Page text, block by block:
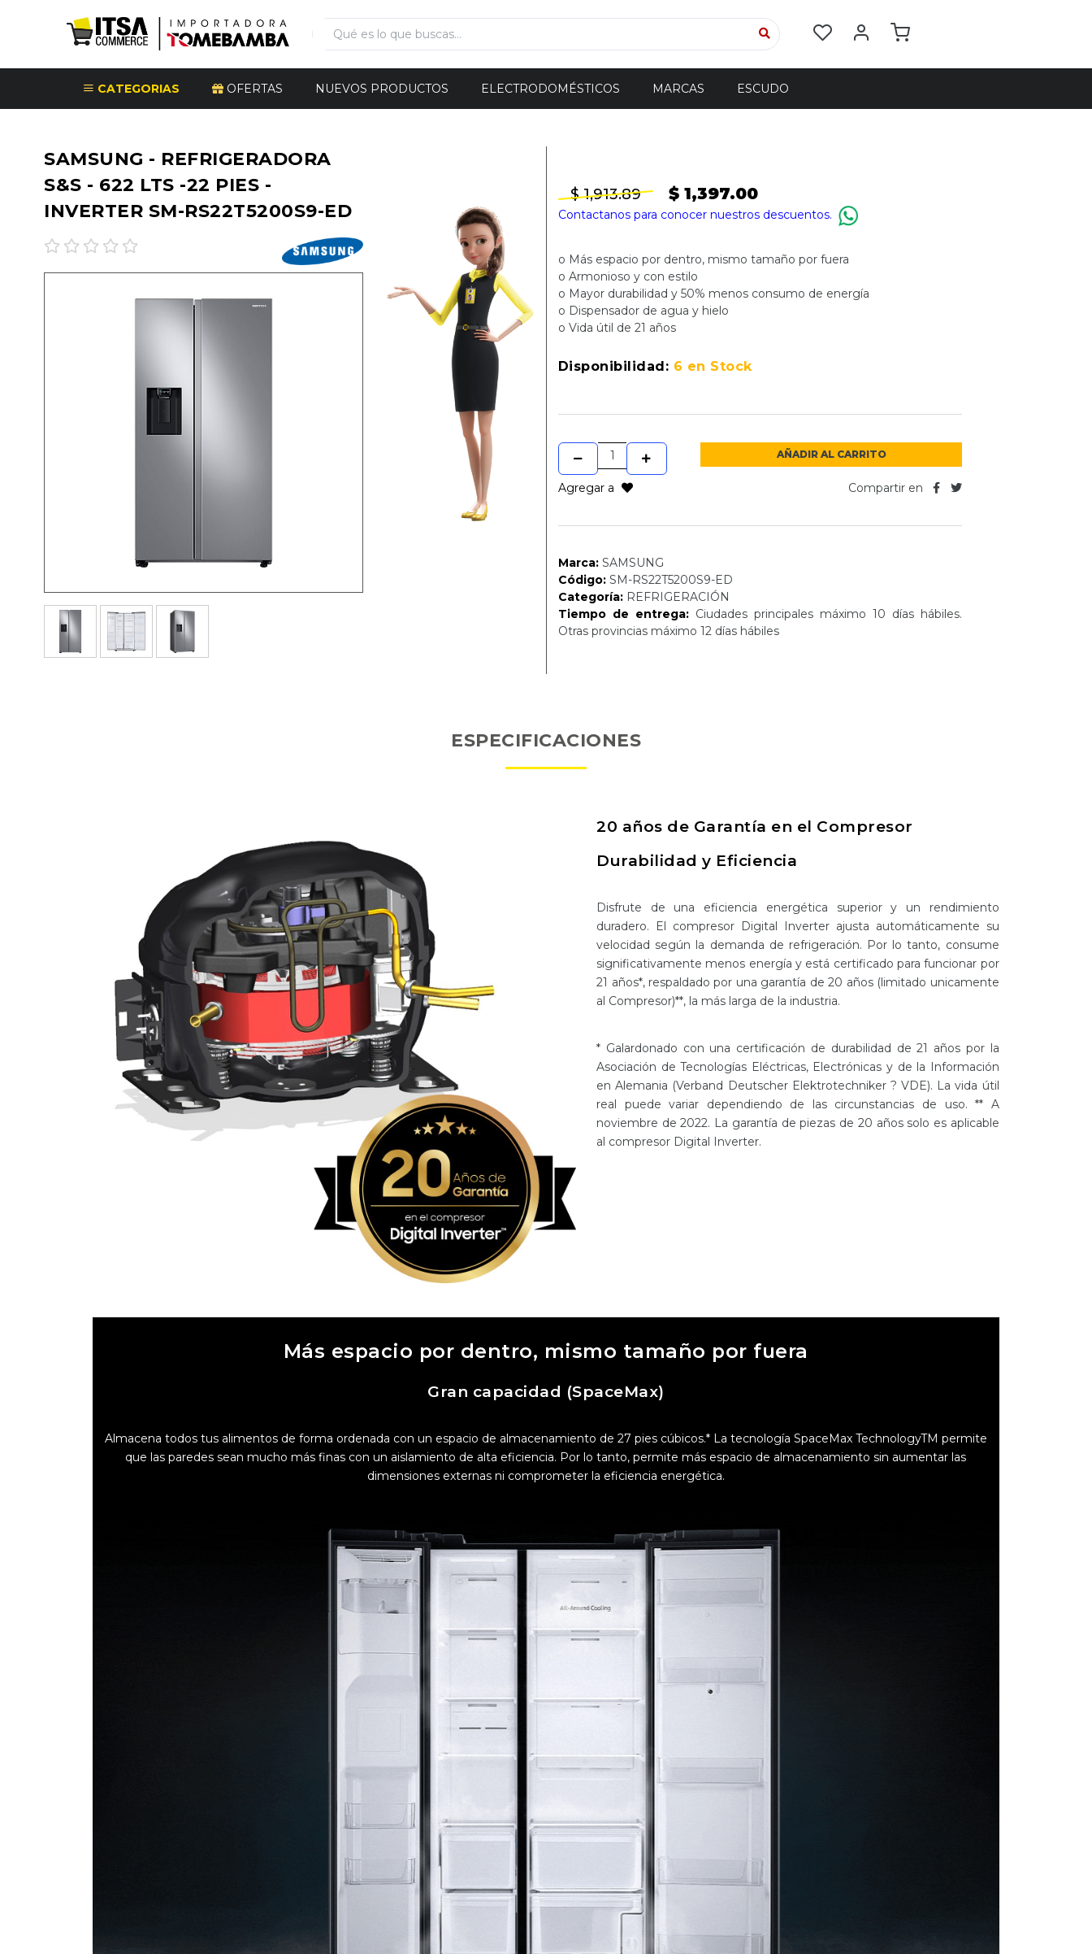
CATEGORIAS OFERTAS NUEVOS PRODUCTOS ELECTRODOMÉSTICOS MARCAS ESCUDO
SAMSUNG - REFRIGERADORA
S&S - 622 LTS -22 PIES -
INVERTER SM-RS22T5200S9-ED
$ 1,913.89 $ 1,397.00
Contactanos para conocer nuestros descuentos.
o Más espacio por dentro, mismo tamaño por fuera
o Armonioso y con estilo
o Mayor durabilidad y 50% menos consumo de energía
o Dispensador de agua y hielo
o Vida útil de 21 años
Disponibilidad: 6 en Stock
AÑADIR AL CARRITO
Agregar a Compartir en
Marca:SAMSUNG
Código:SM-RS22T5200S9-ED
Categoría:REFRIGERACIÓN
Tiempo de entrega: Ciudades principales máximo 10 días hábiles.
Otras provincias máximo 12 días hábiles
ESPECIFICACIONES
20 años de Garantía en el Compresor
Durabilidad y Eficiencia
Disfrute de una eficiencia energética superior y un rendimiento
duradero. El compresor Digital Inverter ajusta automáticamente su
velocidad según la demanda de refrigeración. Por lo tanto, consume
significativamente menos energía y está certificado para funcionar por
21 años*, respaldado por una garantía de 20 años (limitado unicamente
al Compresor)**, la más larga de la industria.
* Galardonado con una certificación de durabilidad de 21 años por la
Asociación de Tecnologías Eléctricas, Electrónicas y de la Información
en Alemania (Verband Deutscher Elektrotechniker ? VDE). La vida útil
real puede variar dependiendo de las circunstancias de uso. ** A
noviembre de 2022. La garantía de piezas de 20 años solo es aplicable
al compresor Digital Inverter.
Más espacio por dentro, mismo tamaño por fuera
Gran capacidad (SpaceMax)
Almacena todos tus alimentos de forma ordenada con un espacio de almacenamiento de 27 pies cúbicos.* La tecnología SpaceMax TechnologyTM permite
que las paredes sean mucho más finas con un aislamiento de alta eficiencia. Por lo tanto, permite más espacio de almacenamiento sin aumentar las
dimensiones externas ni comprometer la eficiencia energética.